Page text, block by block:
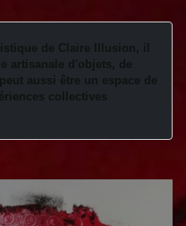
de Claire Illusion, il
artisanale d'objets, de
aussi être un espace de
collectives